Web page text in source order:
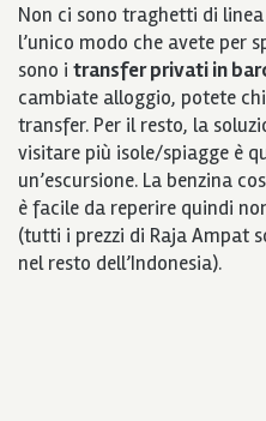
Non ci sono traghetti di
l’unico modo che avete per
sono i transfer privati in
cambiate alloggio, potete
transfer. Per il resto, la
visitare più isole/spiagge è
un’escursione. La benzina
è facile da reperire quindi
(tutti i prezzi di Raja Ampat
nel resto dell’Indonesia).